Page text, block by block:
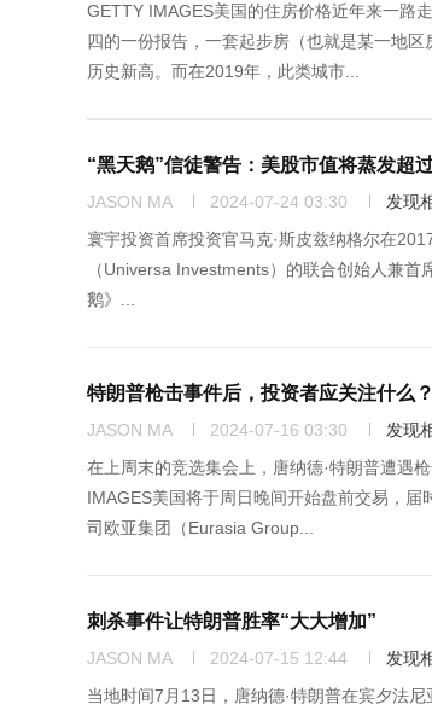
GETTY IMAGES美国的住房价格近年来一路
四的一份报告，一套起步房（也就是某一地
历史新高。而在2019年，此类城市...
“黑天鹅”信徒警告：美股市值将蒸发超
JASON MA 2024-07-24 03:30
发现
寰宇投资首席投资官马克·斯皮兹纳格尔在
（Universa Investments）的联合创始人兼
鹅》...
特朗普枪击事件后，投资者应关注什么？
JASON MA 2024-07-16 03:30
发现
在上周末的竞选集会上，唐纳德·特朗普遭遇
IMAGES美国将于周日晚间开始盘前交易，
司欧亚集团（Eurasia Group...
刺杀事件让特朗普胜率“大大增加”
JASON MA 2024-07-15 12:44
发现
当地时间7月13日，唐纳德·特朗普在宾夕法